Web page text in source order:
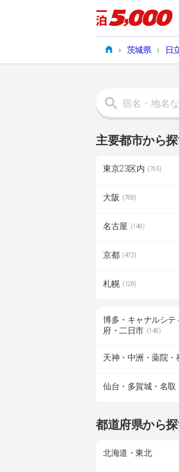
› 茨城県 › 日
主要都市から
東京23区内 (765)
大阪 (788)
名古屋 (149)
京都 (473)
札幌 (128)
博多・キャナルシテ
府・二日市 (148)
天神・中洲・薬院・
仙台・多賀城・名取
都道府県から
北海道・東北